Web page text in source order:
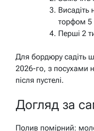
Висадіть
торфом 5
Перші 2
Для бордюру садіть
2026-го, з посухами
після пустелі.
Догляд за
Полив помірний: